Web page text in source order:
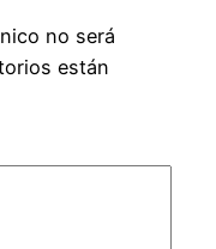
no será
están